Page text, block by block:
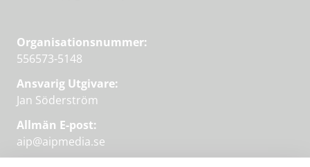
Organisationsnummer:
556573-5148
Ansvarig Utgivare:
Jan Söderström
Allmän E-post:
aip@aipmedia.se